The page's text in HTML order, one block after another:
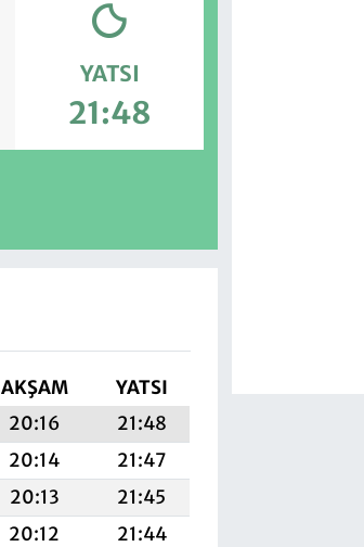
YATSI
21:48
AKŞAM
YATSI
20:16
21:48
20:14
21:47
20:13
21:45
20:12
21:44